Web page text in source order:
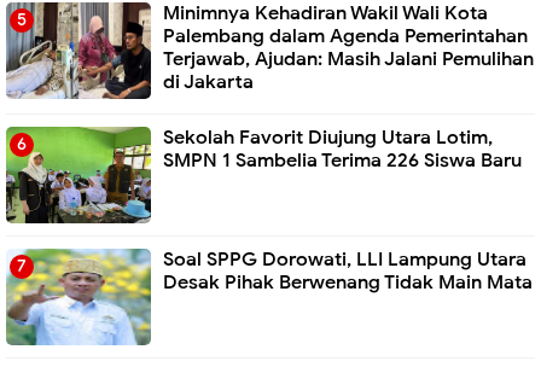
Minimnya Kehadiran Wakil Wali Kota
Palembang dalam Agenda Pemerintahan
Terjawab, Ajudan: Masih Jalani Pemulihan
di Jakarta
Sekolah Favorit Diujung Utara Lotim,
SMPN 1 Sambelia Terima 226 Siswa Baru ‎
Soal SPPG Dorowati, LLI Lampung Utara
Desak Pihak Berwenang Tidak Main Mata